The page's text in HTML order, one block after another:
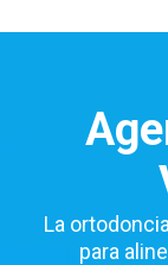
La
para